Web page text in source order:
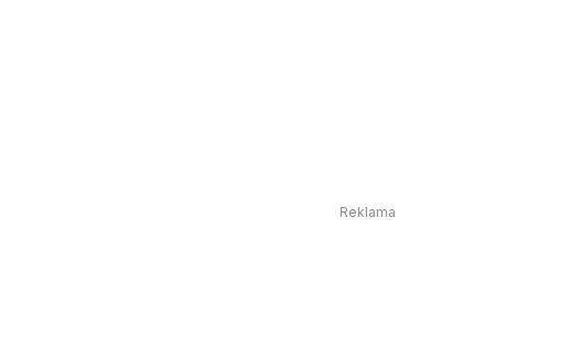
Reklama